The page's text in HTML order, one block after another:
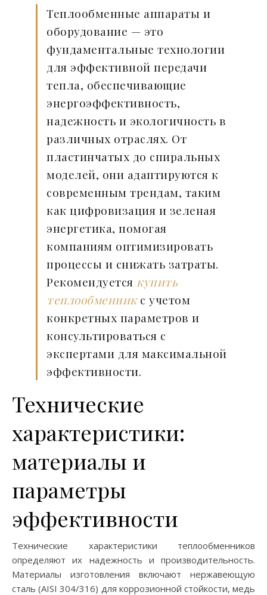
Теплообменные аппараты и
оборудование — это
фундаментальные технологии
для эффективной передачи
тепла, обеспечивающие
энергоэффективность,
надежность и экологичность в
различных отраслях. От
пластинчатых до спиральных
моделей, они адаптируются к
современным трендам, таким
как цифровизация и зеленая
энергетика, помогая
компаниям оптимизировать
процессы и снижать затраты.
Рекомендуется купить
теплообменникс учетом
конкретных параметров и
консультироваться с
экспертами для максимальной
эффективности.
Технические
характеристики:
материалы и
параметры
эффективности
Технические характеристики теплообменников
определяют их надежность и производительность.
Материалы изготовления включают нержавеющую
сталь (AISI 304/316) для коррозионной стойкости, медь